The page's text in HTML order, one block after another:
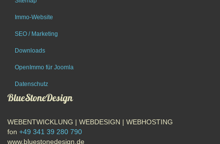
Immo-Website
SEO / Marketing
Downloads
OpenImmo für Joomla
Datenschutz
BlueStoneDesign
WEBENTWICKLUNG | WEBDESIGN | WEBHOSTING
fon +49 341 39 280 790
www.bluestonedesign.de